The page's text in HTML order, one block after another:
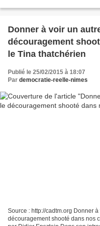
Donner à voir un
découragement
le Tina thatchérien
Publié le 25/02/2015 à 18:07
Par democratie-reelle-nimes
Source : http://cadtm.org Donner
découragement shooté dans nos